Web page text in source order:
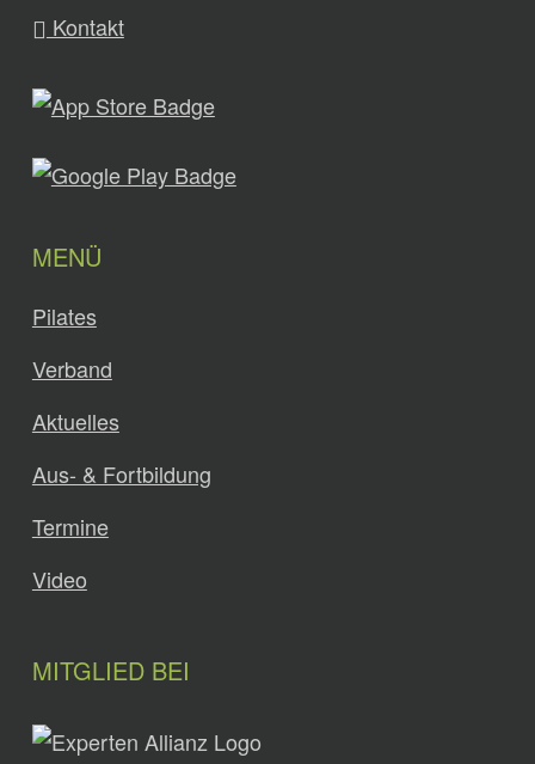
Kontakt
MENÜ
Pilates
Verband
Aktuelles
Aus- & Fortbildung
Termine
Video
MITGLIED BEI